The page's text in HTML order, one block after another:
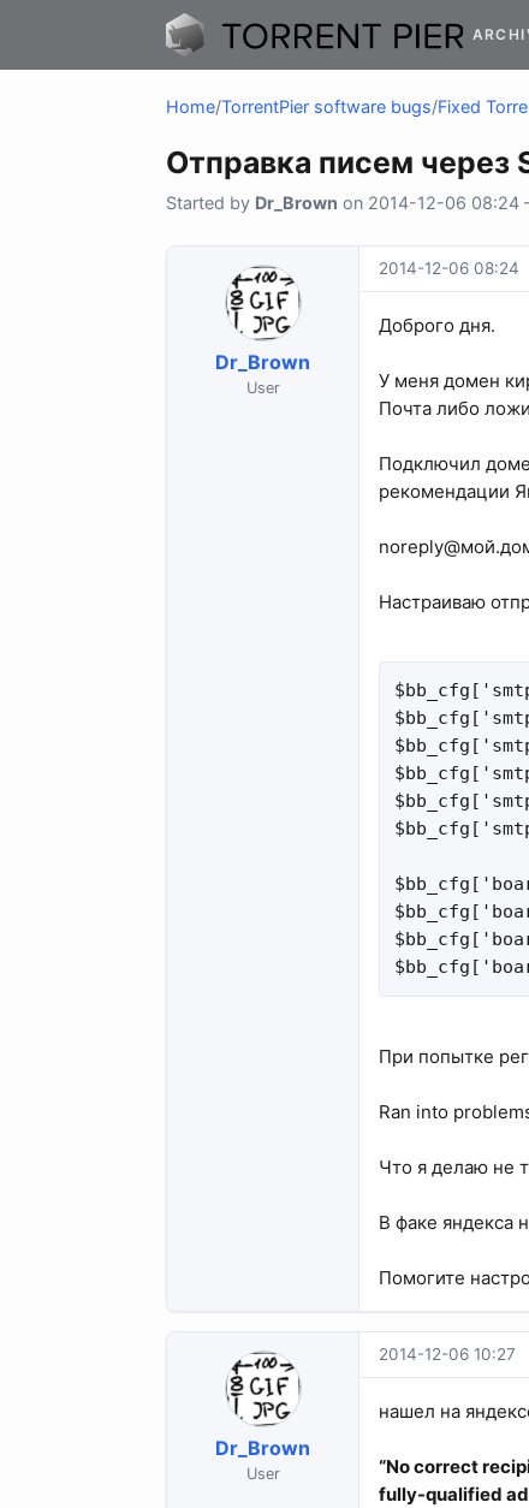
Home/TorrentPier software bugs/Fixed
Отправка писем через
Started by Dr_Brown on 2014-12-06 08:24
Dr_Brown
User
2014-12-06 08:24
Доброго дня.
У меня домен
Почта либо
Подключил
рекомендации
Настраиваю
При попытке
Ran into
Что я делаю не
В факе яндекса
Помогите
Dr_Brown
User
2014-12-06 10:27
нашел на
“No correct
fully-qualified